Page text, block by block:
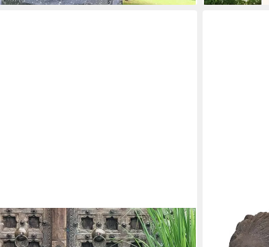
Figur sitzend Greenstone Antik hand on
KRINES
Dekofigur